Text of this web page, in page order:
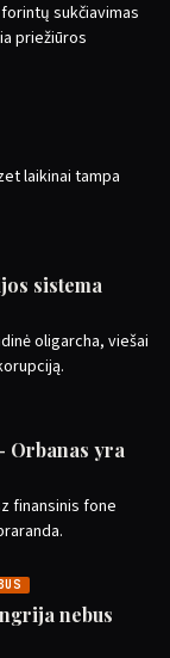
sukčiavimas
priežiūros
laikinai tampa
sistema
oligarcha, viešai
Orbanas yra
finansinis fone
nebus